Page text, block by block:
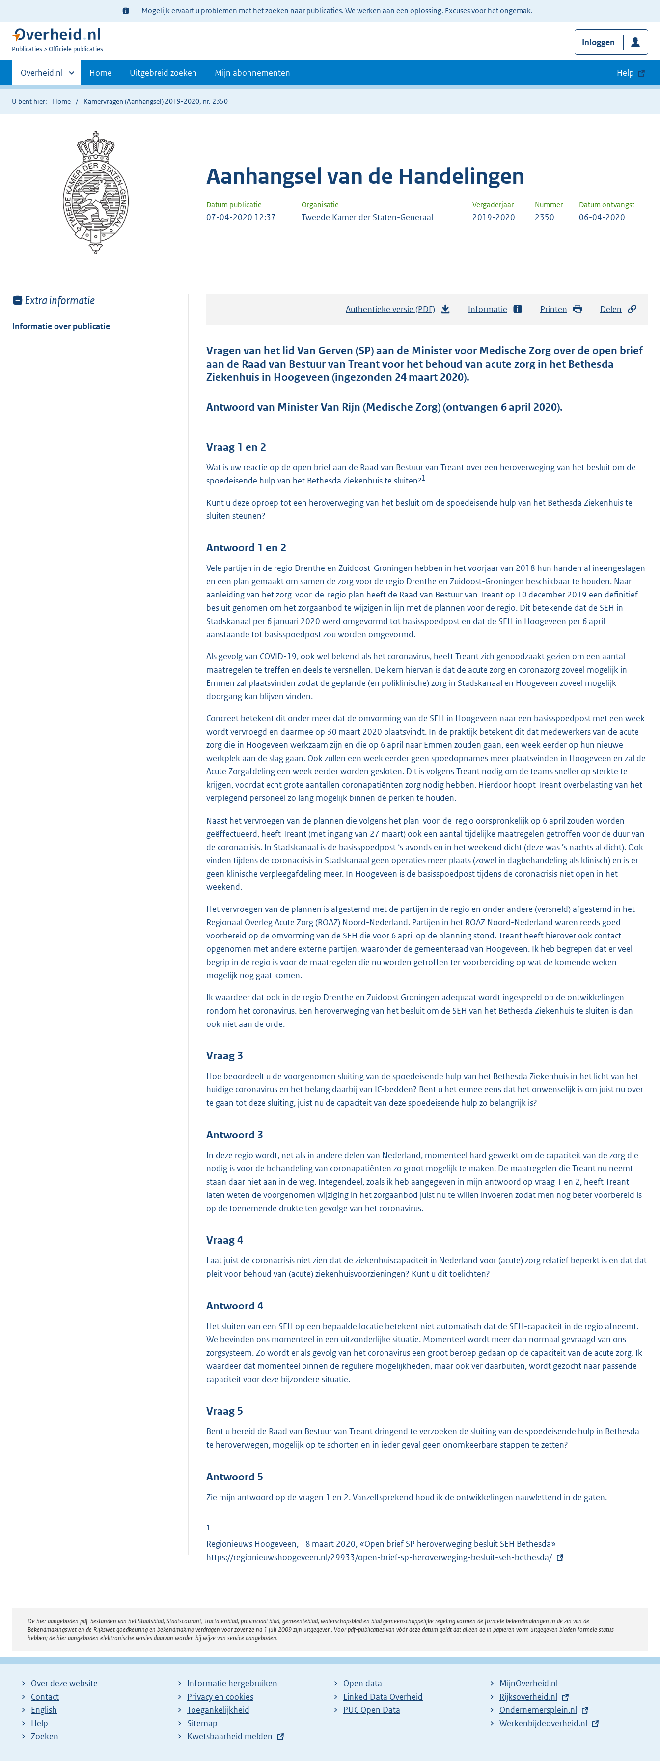
Ter
informatie:
Mogelijk ervaart u problemen met het zoeken naar publicaties. We werken aan een oplossing. Excuses voor het ongemak.
U
Publicaties Officiële publicaties
Inloggen
Primaire
navigatie
Andere
sites
binnen
Overheid.nl Home Uitgebreid zoeken Mijn abonnementen Help
U bent hier: Home Kamervragen (Aanhangsel) 2019-2020, nr. 2350
Aanhangsel van de Handelingen
Datum publicatie Organisatie Vergaderjaar Nummer Datum ontvangst
07-04-2020 12:37 Tweede Kamer der Staten-Generaal 2019-2020 2350 06-04-2020
Toon
van:
Extra informatie
Informatie over publicatie
Authentieke versie (PDF)
t
a
n
s
g
t
:
Informatie Printen Delen
Vragen van het lid Van Gerven (SP) aan de Minister voor Medische Zorg over de open brief
aan de Raad van Bestuur van Treant voor het behoud van acute zorg in het Bethesda
Ziekenhuis in Hoogeveen (ingezonden 24 maart 2020).
Antwoord van Minister Van Rijn (Medische Zorg) (ontvangen 6 april 2020).
Vraag 1 en 2
Wat is uw reactie op de open brief aan de Raad van Bestuur van Treant over een heroverweging van het besluit om de
spoedeisende hulp van het Bethesda Ziekenhuis te sluiten?1
Kunt u deze oproep tot een heroverweging van het besluit om de spoedeisende hulp van het Bethesda Ziekenhuis te
sluiten steunen?
Antwoord 1 en 2
Vele partijen in de regio Drenthe en Zuidoost-Groningen hebben in het voorjaar van 2018 hun handen al ineengeslagen
en een plan gemaakt om samen de zorg voor de regio Drenthe en Zuidoost-Groningen beschikbaar te houden. Naar
aanleiding van het zorg-voor-de-regio plan heeft de Raad van Bestuur van Treant op 10 december 2019 een definitief
besluit genomen om het zorgaanbod te wijzigen in lijn met de plannen voor de regio. Dit betekende dat de SEH in
Stadskanaal per 6 januari 2020 werd omgevormd tot basisspoedpost en dat de SEH in Hoogeveen per 6 april
aanstaande tot basisspoedpost zou worden omgevormd.
Als gevolg van COVID-19, ook wel bekend als het coronavirus, heeft Treant zich genoodzaakt gezien om een aantal
maatregelen te treffen en deels te versnellen. De kern hiervan is dat de acute zorg en coronazorg zoveel mogelijk in
Emmen zal plaatsvinden zodat de geplande (en poliklinische) zorg in Stadskanaal en Hoogeveen zoveel mogelijk
doorgang kan blijven vinden.
Concreet betekent dit onder meer dat de omvorming van de SEH in Hoogeveen naar een basisspoedpost met een week
wordt vervroegd en daarmee op 30 maart 2020 plaatsvindt. In de praktijk betekent dit dat medewerkers van de acute
zorg die in Hoogeveen werkzaam zijn en die op 6 april naar Emmen zouden gaan, een week eerder op hun nieuwe
werkplek aan de slag gaan. Ook zullen een week eerder geen spoedopnames meer plaatsvinden in Hoogeveen en zal de
Acute Zorgafdeling een week eerder worden gesloten. Dit is volgens Treant nodig om de teams sneller op sterkte te
krijgen, voordat echt grote aantallen coronapatiënten zorg nodig hebben. Hierdoor hoopt Treant overbelasting van het
verplegend personeel zo lang mogelijk binnen de perken te houden.
Naast het vervroegen van de plannen die volgens het plan-voor-de-regio oorspronkelijk op 6 april zouden worden
geëffectueerd, heeft Treant (met ingang van 27 maart) ook een aantal tijdelijke maatregelen getroffen voor de duur van
de coronacrisis. In Stadskanaal is de basisspoedpost ‘s avonds en in het weekend dicht (deze was ’s nachts al dicht). Ook
vinden tijdens de coronacrisis in Stadskanaal geen operaties meer plaats (zowel in dagbehandeling als klinisch) en is er
geen klinische verpleegafdeling meer. In Hoogeveen is de basisspoedpost tijdens de coronacrisis niet open in het
weekend.
Het vervroegen van de plannen is afgestemd met de partijen in de regio en onder andere (versneld) afgestemd in het
Regionaal Overleg Acute Zorg (ROAZ) Noord-Nederland. Partijen in het ROAZ Noord-Nederland waren reeds goed
voorbereid op de omvorming van de SEH die voor 6 april op de planning stond. Treant heeft hierover ook contact
opgenomen met andere externe partijen, waaronder de gemeenteraad van Hoogeveen. Ik heb begrepen dat er veel
begrip in de regio is voor de maatregelen die nu worden getroffen ter voorbereiding op wat de komende weken
mogelijk nog gaat komen.
Ik waardeer dat ook in de regio Drenthe en Zuidoost Groningen adequaat wordt ingespeeld op de ontwikkelingen
rondom het coronavirus. Een heroverweging van het besluit om de SEH van het Bethesda Ziekenhuis te sluiten is dan
ook niet aan de orde.
Vraag 3
Hoe beoordeelt u de voorgenomen sluiting van de spoedeisende hulp van het Bethesda Ziekenhuis in het licht van het
huidige coronavirus en het belang daarbij van IC-bedden? Bent u het ermee eens dat het onwenselijk is om juist nu over
te gaan tot deze sluiting, juist nu de capaciteit van deze spoedeisende hulp zo belangrijk is?
Antwoord 3
In deze regio wordt, net als in andere delen van Nederland, momenteel hard gewerkt om de capaciteit van de zorg die
nodig is voor de behandeling van coronapatiënten zo groot mogelijk te maken. De maatregelen die Treant nu neemt
staan daar niet aan in de weg. Integendeel, zoals ik heb aangegeven in mijn antwoord op vraag 1 en 2, heeft Treant
laten weten de voorgenomen wijziging in het zorgaanbod juist nu te willen invoeren zodat men nog beter voorbereid is
op de toenemende drukte ten gevolge van het coronavirus.
Vraag 4
Laat juist de coronacrisis niet zien dat de ziekenhuiscapaciteit in Nederland voor (acute) zorg relatief beperkt is en dat dat
pleit voor behoud van (acute) ziekenhuisvoorzieningen? Kunt u dit toelichten?
Antwoord 4
Het sluiten van een SEH op een bepaalde locatie betekent niet automatisch dat de SEH-capaciteit in de regio afneemt.
We bevinden ons momenteel in een uitzonderlijke situatie. Momenteel wordt meer dan normaal gevraagd van ons
zorgsysteem. Zo wordt er als gevolg van het coronavirus een groot beroep gedaan op de capaciteit van de acute zorg. Ik
waardeer dat momenteel binnen de reguliere mogelijkheden, maar ook ver daarbuiten, wordt gezocht naar passende
capaciteit voor deze bijzondere situatie.
Vraag 5
Bent u bereid de Raad van Bestuur van Treant dringend te verzoeken de sluiting van de spoedeisende hulp in Bethesda
te heroverwegen, mogelijk op te schorten en in ieder geval geen onomkeerbare stappen te zetten?
Antwoord 5
Zie mijn antwoord op de vragen 1 en 2. Vanzelfsprekend houd ik de ontwikkelingen nauwlettend in de gaten.
1
Regionieuws Hoogeveen, 18 maart 2020, «Open brief SP heroverweging besluit SEH Bethesda»
x
e
n
:
https://regionieuwshoogeveen.nl/29933/open-brief-sp-heroverweging-besluit-seh-bethesda/
Disclaimer
De hier aangeboden pdf-bestanden van het Staatsblad, Staatscourant, Tractatenblad, provinciaal blad, gemeenteblad, waterschapsblad en blad gemeenschappelijke regeling vormen de formele bekendmakingen in de zin van de
Bekendmakingswet en de Rijkswet goedkeuring en bekendmaking verdragen voor zover ze na 1 juli 2009 zijn uitgegeven. Voor pdf-publicaties van vóór deze datum geldt dat alleen de in papieren vorm uitgegeven bladen formele status
hebben; de hier aangeboden elektronische versies daarvan worden bij wijze van service aangeboden.
Over deze website
Contact
English
Help
Zoeken
Informatie hergebruiken
Privacy en cookies
Toegankelijkheid
Sitemap
E
Kwetsbaarheid melden
Open data
Linked Data Overheid
PUC Open Data
MijnOverheid.nl
E
x
t
Rijksoverheid.nl
E
x
Ondernemersplein.nl
E
Werkenbijdeoverheid.nl